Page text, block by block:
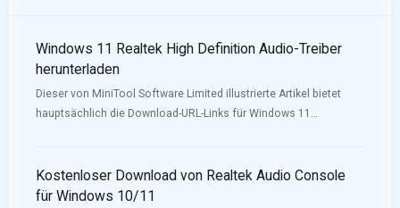
Windows 11 Realtek High Definition Audio-Treiber
herunterladen
Dieser von MiniTool Software Limited illustrierte Artikel bietet
hauptsächlich die Download-URL-Links für Windows 11
Asus.
Kostenloser Download von Realtek Audio Console
für Windows 10/11